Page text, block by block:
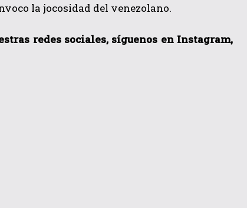
la jocosidad del venezolano.
redes sociales, síguenos en Instagram,